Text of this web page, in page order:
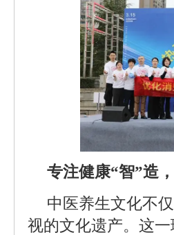
专注健康“智”造
中医养生文化不
视的文化遗产。这